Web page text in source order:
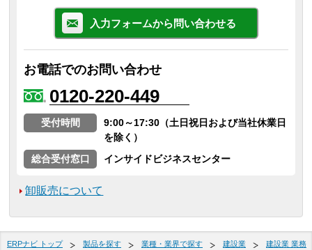
入力フォームから問い合わせる
お電話でのお問い合わせ
0120-220-449
受付時間
9:00～17:30（土日祝日および当社休業日
を除く）
総合受付窓口
インサイドビジネスセンター
卸販売について
ERPナビ トップ 製品を探す 業種・業界で探す 建設業
建設業 業務